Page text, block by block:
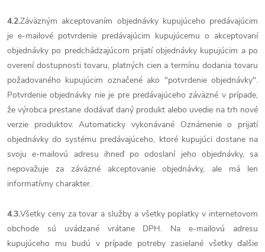
4.2.Záväzným akceptovaním objednávky kupujúceho predávajúcim
je e-mailové potvrdenie predávajúcim kupujúcemu o akceptovaní
objednávky po predchádzajúcom prijatí objednávky kupujúcim a po
overení dostupnosti tovaru, platných cien a termínu dodania tovaru
požadovaného kupujúcim označené ako "potvrdenie objednávky".
Potvrdenie objednávky nie je pre predávajúceho záväzné v prípade,
že výrobca prestane dodávať daný produkt alebo uvedie na trh nové
verzie produktov. Automaticky vykonávané Oznámenie o prijatí
objednávky do systému predávajúceho, ktoré kupujúci dostane na
svoju e-mailovú adresu ihneď po odoslaní jeho objednávky, sa
nepovažuje za záväzné akceptovanie objednávky, ale má len
informatívny charakter.
4.3.Všetky ceny za tovar a služby a všetky poplatky v internetovom
obchode sú uvádzané vrátane DPH. Na e-mailovú adresu
kupujúceho mu budú v prípade potreby zasielané všetky ďalšie